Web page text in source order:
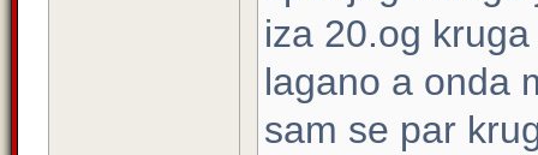
iza 20.og
lagano a onda
sam se par